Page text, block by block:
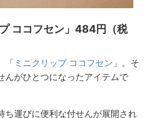
ココフセン」484円（税
「 ミニクリップ ココフセン 」。そ
んがひとつになったアイテムで
ち運びに便利な付せんが展開され